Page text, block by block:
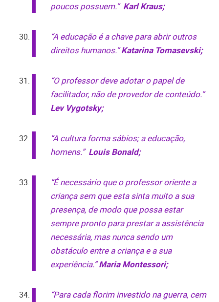
poucos possuem.” Karl Kraus;
“A educação é a chave para abrir outros
direitos humanos.”Katarina Tomasevski;
“O professor deve adotar o papel de
facilitador, não de provedor de conteúdo.”
Lev Vygotsky;
“A cultura forma sábios; a educação,
homens.” Louis Bonald;
“É necessário que o professor oriente a
criança sem que esta sinta muito a sua
presença, de modo que possa estar
sempre pronto para prestar a assistência
necessária, mas nunca sendo um
obstáculo entre a criança e a sua
experiência.”Maria Montessori;
“Para cada florim investido na guerra, cem